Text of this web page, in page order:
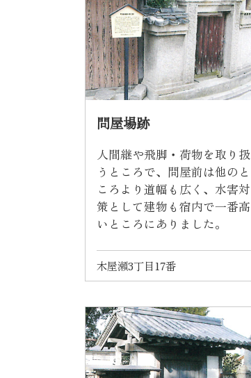
問屋場跡
人間継や飛脚・荷物を取り扱
うところで、問屋前は他のと
ころより道幅も広く、水害対
策として建物も宿内で一番高
いところにありました。
木屋瀬3丁目17番